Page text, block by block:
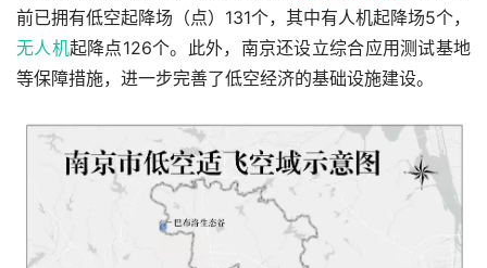
前已拥有低空起降场（点）131个，其中有人机起降场5个，
无人机起降点126个。此外，南京还设立综合应用测试基地
等保障措施，进一步完善了低空经济的基础设施建设。